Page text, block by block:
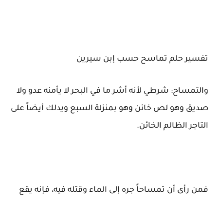
تفسير حلم تماسح حسب إبن سيرين
والتمساح: شرطي لأنه أشر ما في البحر لا يأمنه عدو ولا
صديق وهو لص خائن وهو بمنزلة السبع ويدلك أيضاً على
التاجر الظالم الخائن.
فمن رأى أن تمساحاً جره إلى الماء وقتله فيه، فإنه يقع